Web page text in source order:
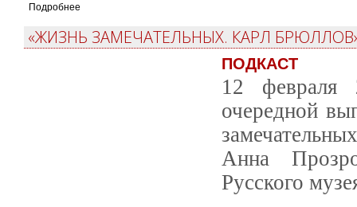
Подробнее
«ЖИЗНЬ ЗАМЕЧАТЕЛЬНЫХ. КАРЛ
ПОДКАСТ
12 февраля
очередной
Анна
Русского